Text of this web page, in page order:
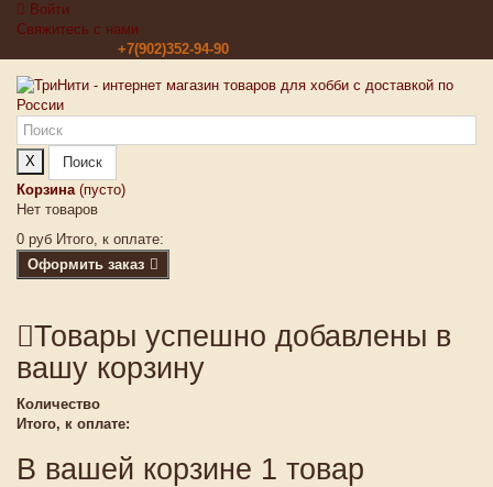
Войти
Свяжитесь с нами
+7(902)352-94-90
X
Поиск
Корзина (пусто)
Нет товаров
0 руб Итого, к оплате:
Оформить заказ
Товары успешно добавлены в
вашу корзину
Количество
Итого, к оплате:
В вашей корзине 1 товар